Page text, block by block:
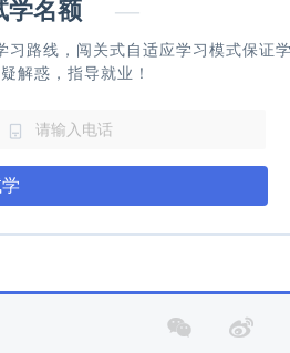
学名额 —
路线，闯关式自适应学习模式保证
解惑，指导就业！